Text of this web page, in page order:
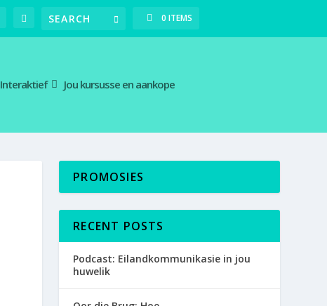
0 ITEMS
Interaktief Jou kursusse en aankope
PROMOSIES
RECENT POSTS
Podcast: Eilandkommunikasie in jou
huwelik